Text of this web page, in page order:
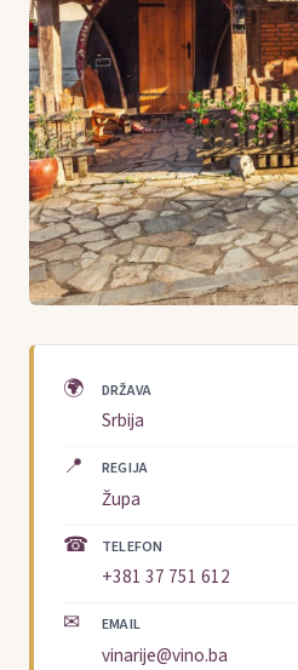
🌍 DRŽAVA
Srbija
📍 REGIJA
Župa
☎ TELEFON
+381 37 751 612
✉ EMAIL
vinarije@vino.ba